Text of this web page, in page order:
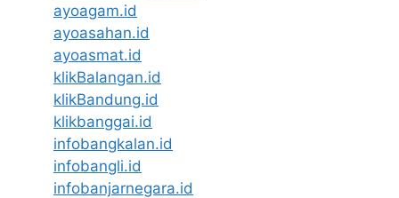
ayoagam.id
ayoasahan.id
ayoasmat.id
klikBalangan.id
klikBandung.id
klikbanggai.id
infobangkalan.id
infobangli.id
infobanjarnegara.id